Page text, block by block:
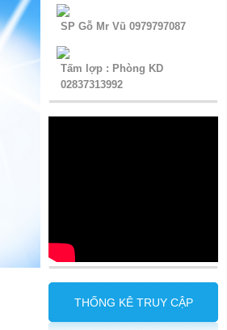
SP Gỗ Mr Vũ 0979797087
Tấm lợp : Phòng KD
02837313992
THỐNG KÊ TRUY CẬP